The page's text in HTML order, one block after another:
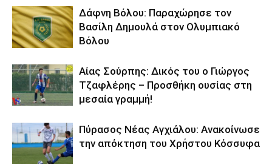
Δάφνη Βόλου: Παραχώρησε τον
Βασίλη Δημουλά στον Ολυμπιακό
Βόλου
Αίας Σούρπης: Δικός του ο Γιώργος
Τζαφλέρης – Προσθήκη ουσίας στη
μεσαία γραμμή!
Πύρασος Νέας Αγχιάλου: Ανακοίνωσε
την απόκτηση του Χρήστου Κόσσυφα